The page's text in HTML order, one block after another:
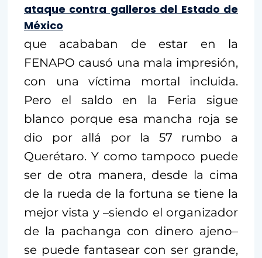
ataque contra galleros del Estado de
México
que acababan de estar en la
FENAPO causó una mala impresión,
con una víctima mortal incluida.
Pero el saldo en la Feria sigue
blanco porque esa mancha roja se
dio por allá por la 57 rumbo a
Querétaro. Y como tampoco puede
ser de otra manera, desde la cima
de la rueda de la fortuna se tiene la
mejor vista y –siendo el organizador
de la pachanga con dinero ajeno–
se puede fantasear con ser grande,